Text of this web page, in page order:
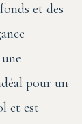
et des
pour un
et est